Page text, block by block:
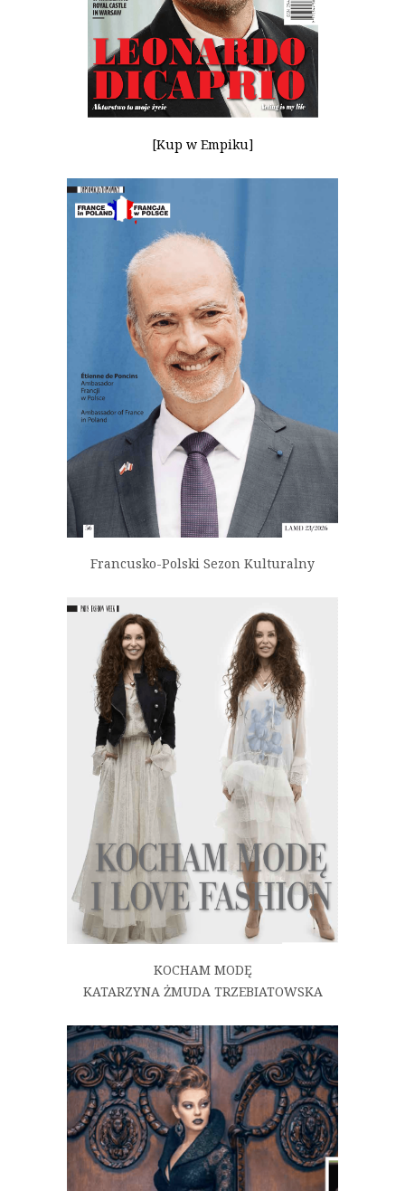
[Kup w Empiku]
Francusko-Polski Sezon Kulturalny
KOCHAM MODĘ
KATARZYNA ŻMUDA TRZEBIATOWSKA